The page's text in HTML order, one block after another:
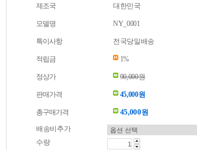
제조국 대한민국
모델명 NY_0001
특이사항 전국당일배송
적립금 1%
정상가 90,000원
판매가격 45,000원
총구매가격 45,000원
배송비추가
수량